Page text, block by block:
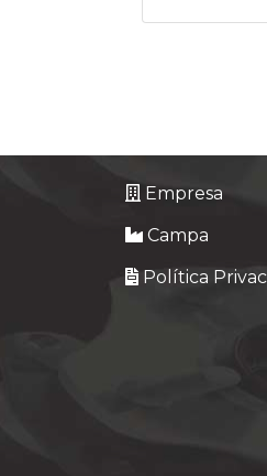
Empresa
Campa
Política